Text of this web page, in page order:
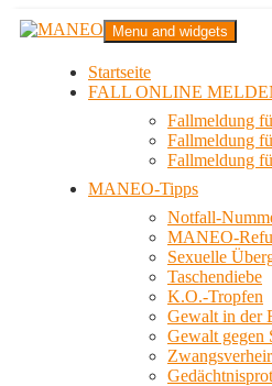
Zum
InhaltMANEO
Das schwule Anti-Gewalt-Projekt in
Menu and widgets
Startseite
FALL ONLINE
Fallmeldung
Fallmeldung
Fallmeldung
MANEO-Tipps
Notfall-
MANEO-
Sexuelle
Taschendiebe
K.O.-Tropfen
Gewalt in der
Gewalt gegen